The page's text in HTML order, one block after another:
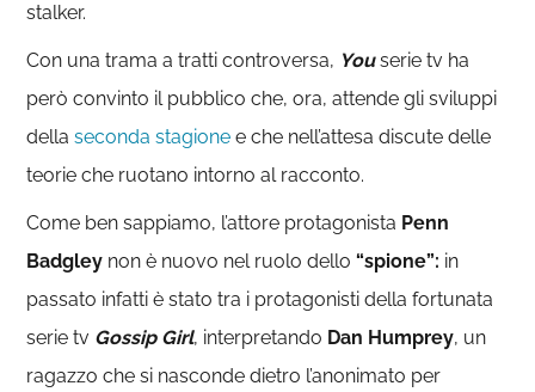
stalker.
Con una trama a tratti controversa, Youserie tv ha
però convinto il pubblico che, ora, attende gli sviluppi
dellaseconda stagione e che nell’attesa discute delle
teorie che ruotano intorno al racconto.
Come ben sappiamo, l’attore protagonista Penn
Badgley non è nuovo nel ruolo dello“spione”: in
passato infatti è stato tra i protagonisti della fortunata
serie tv Gossip Girl, interpretando Dan Humprey, un
ragazzo che si nasconde dietro l’anonimato per